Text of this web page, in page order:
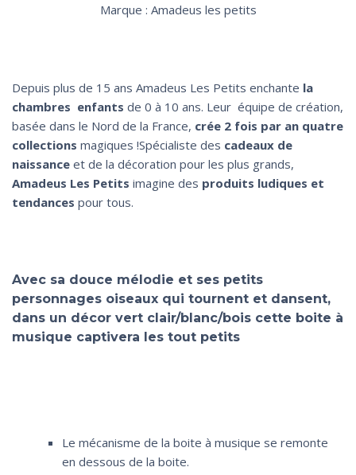
Marque : Amadeus les petits
Depuis plus de 15 ans Amadeus Les Petits enchante la
chambres enfants de 0 à 10 ans. Leur équipe de création,
basée dans le Nord de la France, crée 2 fois par an quatre
collections magiques !Spécialiste des cadeaux de
naissance et de la décoration pour les plus grands,
Amadeus Les Petits imagine des produits ludiques et
tendances pour tous.
Avec sa douce mélodie et ses petits
personnages oiseaux qui tournent et dansent,
dans un décor vert clair/blanc/bois cette boite à
musique captivera les tout petits
Le mécanisme de la boite à musique se remonte
en dessous de la boite.